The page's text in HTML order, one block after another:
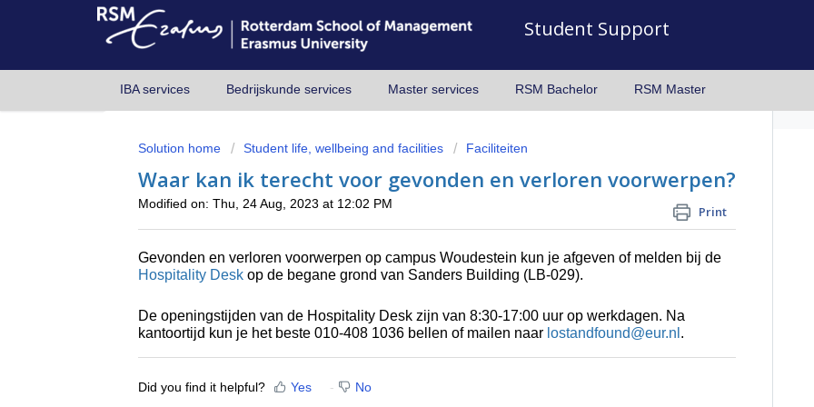
Student Support
IBA services Bedrijskunde services Master services RSM Bachelor RSM Master
Solution home Student life, wellbeing and facilities Faciliteiten
Waar kan ik terecht voor gevonden en verloren voorwerpen?
Print
Modified on: Thu, 24 Aug, 2023 at 12:02 PM
Gevonden en verloren voorwerpen op campus Woudestein kun je afgeven of melden bij de
Hospitality Desk op de begane grond van Sanders Building (LB-029).
De openingstijden van de Hospitality Desk zijn van 8:30-17:00 uur op werkdagen. Na
kantoortijd kun je het beste 010-408 1036 bellen of mailen naar lostandfound@eur.nl .
Did you find it helpful? Yes No